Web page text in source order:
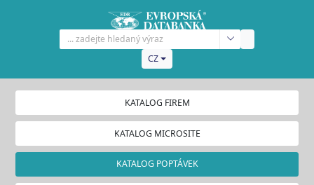
CZ
KATALOG FIREM
KATALOG MICROSITE
KATALOG POPTÁVEK